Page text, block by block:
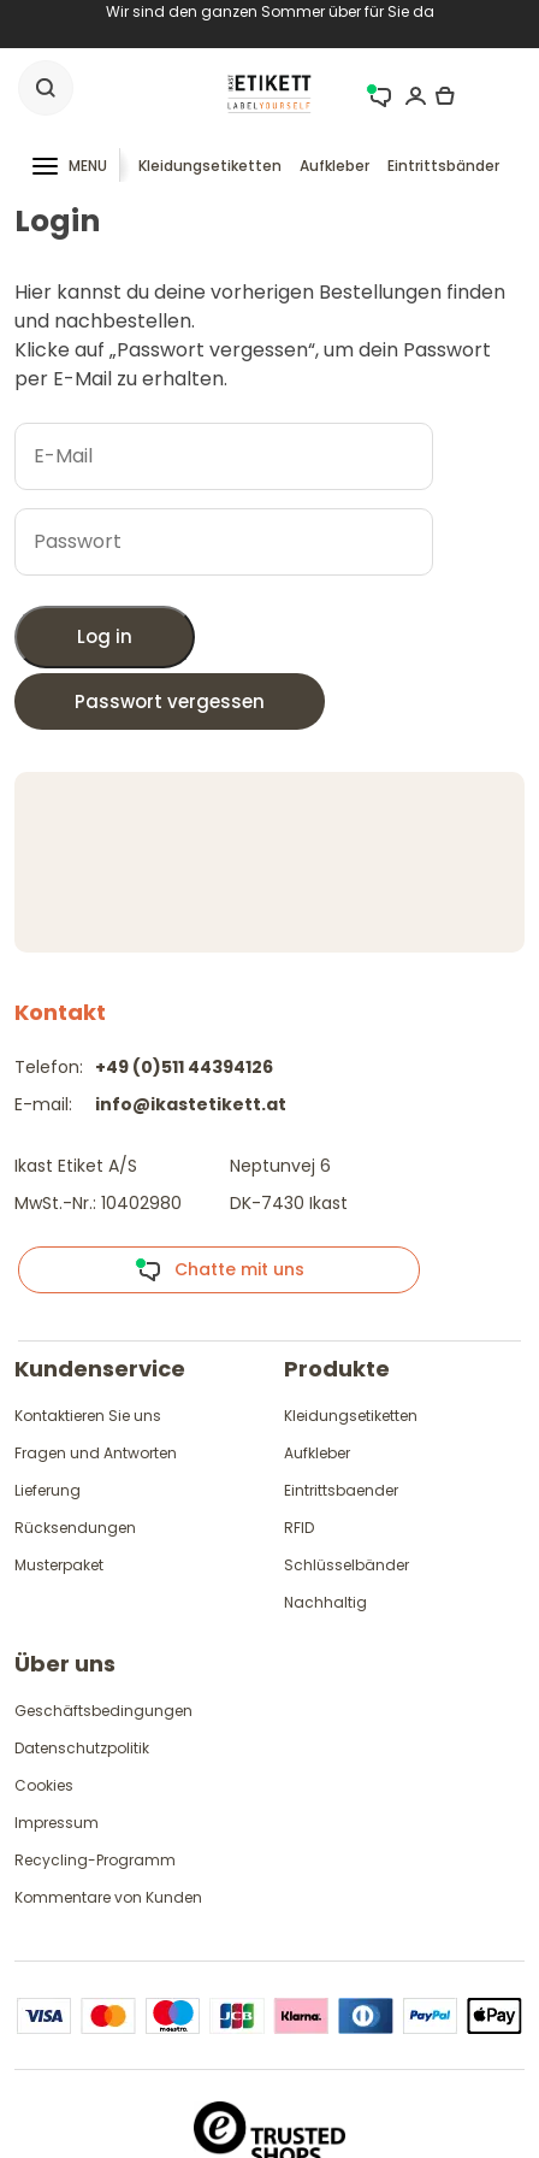
Wir sind den ganzen Sommer über für Sie da
MENU Kleidungsetiketten Aufkleber Eintrittsbänder
Login
Hier kannst du deine vorherigen Bestellungen finden
und nachbestellen.
Klicke auf „Passwort vergessen“, um dein Passwort
per E-Mail zu erhalten.
Log in
Passwort vergessen
Kontakt
Telefon:
E-mail:
+49 (0)511 44394126
info@ikastetikett.at
Ikast Etiket A/S
MwSt.-Nr.: 10402980
Neptunvej 6
DK-7430 Ikast
Chatte mit uns
Kundenservice
Kontaktieren Sie uns
Fragen und Antworten
Lieferung
Rücksendungen
Musterpaket
Produkte
Kleidungsetiketten
Aufkleber
Eintrittsbaender
RFID
Schlüsselbänder
Nachhaltig
Über uns
Geschäftsbedingungen
Datenschutzpolitik
Cookies
Impressum
Recycling-Programm
Kommentare von Kunden